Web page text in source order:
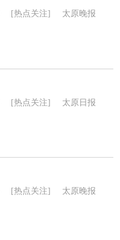
[热点关注] 太原晚报
[热点关注] 太原日报
[热点关注] 太原晚报